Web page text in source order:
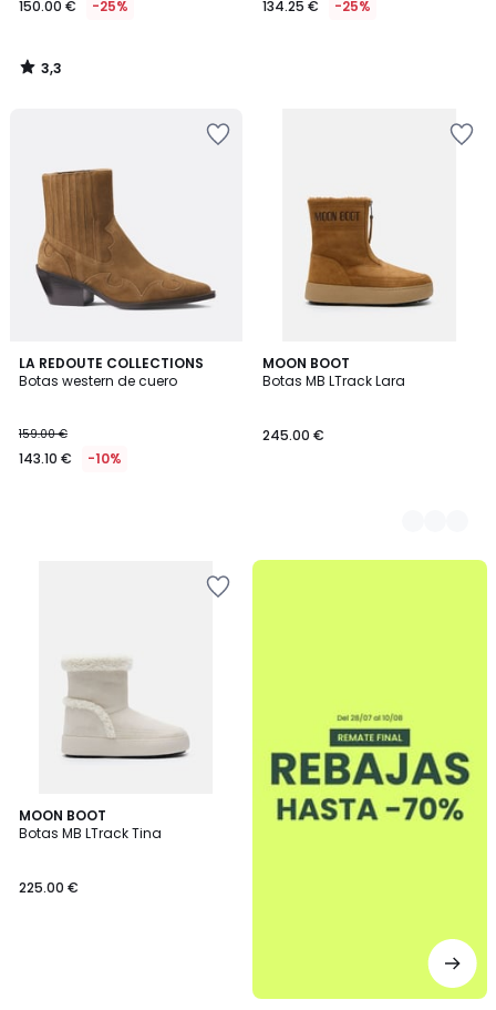
en
de
200.00
aplicado.
150.00 € -25%
3,3
/
134.25 € -25%
LA REDOUTE COLLECTIONS
Botas western de cuero
159.00 €
143.10 € -10%
MOON BOOT
Botas MB LTrack Lara
245.00 €
2
Colores
MOON BOOT
Botas MB LTrack Tina
225.00 €
.